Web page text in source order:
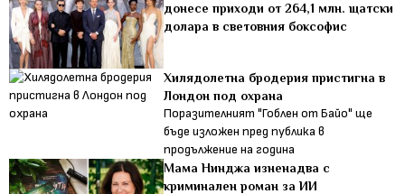
донесе приходи от 264,1 млн. щатски
долара в световния боксофис
Хилядолетна бродерия пристигна в
Лондон под охрана
Поразителният "Гоблен от Байо" ще
бъде изложен пред публика в
продължение на година
Мама Нинджа изненадва с
криминален роман за ИИ